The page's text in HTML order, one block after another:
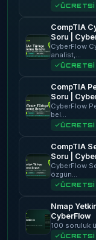
CompTIA
Soru |
CyberFlow
analist,…
CompTIA
Soru |
CyberFlow
bel…
CompTIA
Soru |
CyberFlow
özgün…
Nmap
CyberFlow
100 soruluk